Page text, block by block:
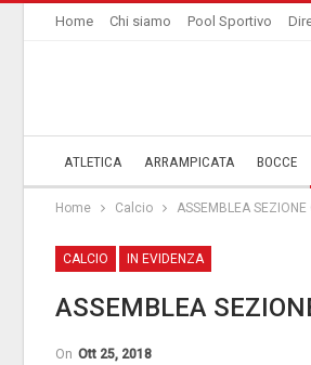
Home Chi siamo Pool Sportivo
ATLETICA ARRAMPICATA BOCCE
Home Calcio ASSEMBLEA
CALCIO IN EVIDENZA
ASSEMBLEA
On Ott 25, 2018